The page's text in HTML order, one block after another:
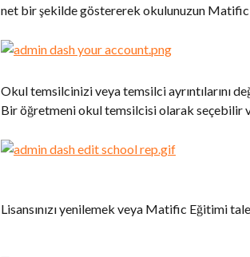
net bir şekilde göstererek okulunuzun
Okul temsilcinizi veya temsilci ayrıntılarını
Bir öğretmeni okul temsilcisi olarak seçebilir
Lisansınızı yenilemek veya Matific Eğitimi